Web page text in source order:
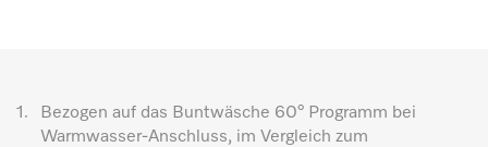
1.
Bezogen auf das Buntwäsche 60° Programm bei
Warmwasser-Anschluss, im Vergleich zum